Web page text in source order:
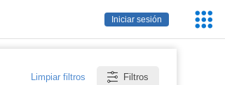
Iniciar sesión
Limpiar filtros Filtros